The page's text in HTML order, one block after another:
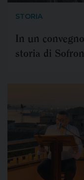
STORIA
In un
storia di